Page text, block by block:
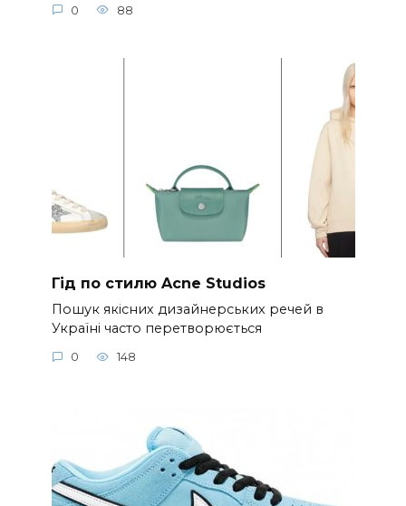
0 88
Гід по стилю Acne Studios
Пошук якісних дизайнерських речей в
Україні часто перетворюється
0 148